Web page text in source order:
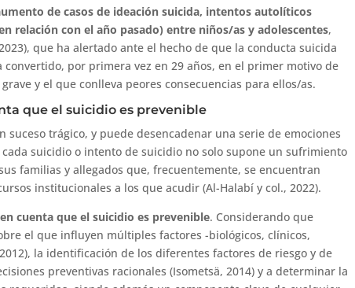
de casos de ideación suicida, intentos autolíticos
relación con el año pasado) entre niños/as y adolescentes,
que ha alertado ante el hecho de que la conducta suicida
por primera vez en 29 años, en el primer motivo de
y el que conlleva peores consecuencias para ellos/as.
que el suicidio es prevenible
suceso trágico, y puede desencadenar una serie de emociones
cada suicidio o intento de suicidio no solo supone un sufrimiento
familias y allegados que, frecuentemente, se encuentran
institucionales a los que acudir (Al-Halabí y col., 2022).
cuenta que el suicidio es prevenible. Considerando que
el que influyen múltiples factores -biológicos, clínicos,
la identificación de los diferentes factores de riesgo y de
preventivas racionales (Isometsä, 2014) y a determinar la